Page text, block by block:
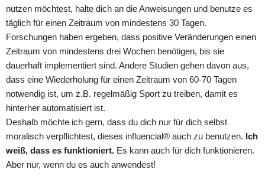
nutzen möchtest, halte dich an die Anweisungen und benutze es
täglich für einen Zeitraum von mindestens 30 Tagen.
Forschungen haben ergeben, dass positive Veränderungen einen
Zeitraum von mindestens drei Wochen benötigen, bis sie
dauerhaft implementiert sind. Andere Studien gehen davon aus,
dass eine Wiederholung für einen Zeitraum von 60-70 Tagen
notwendig ist, um z.B. regelmäßig Sport zu treiben, damit es
hinterher automatisiert ist.
Deshalb möchte ich gern, dass du dich nur für dich selbst
moralisch verpflichtest, dieses influencial® auch zu benutzen. Ich
weiß, dass es funktioniert. Es kann auch für dich funktionieren.
Aber nur, wenn du es auch anwendest!